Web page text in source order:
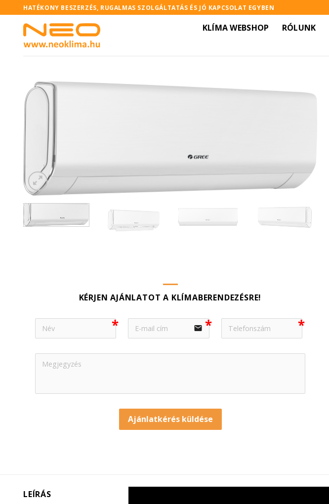
to
content
HATÉKONY BESZERZÉS, RUGALMAS SZOLGÁLTATÁS ÉS JÓ KAPCSOLAT EGYBEN
KLÍMA WEBSHOP RÓLUNK
KÉRJEN AJÁNLATOT A KLÍMABERENDEZÉSRE!
email
Ajánlatkérés küldése
LEÍRÁS